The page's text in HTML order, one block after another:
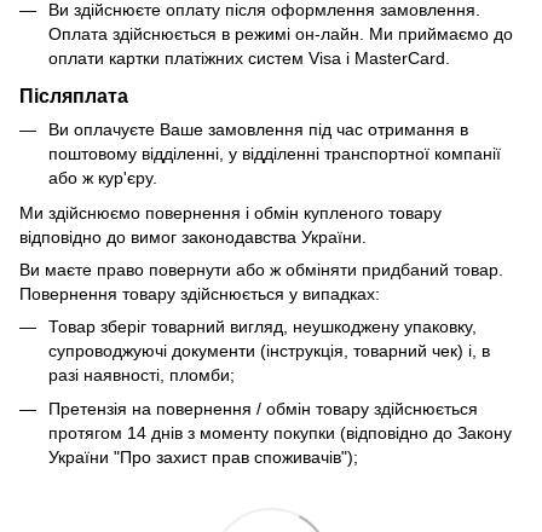
Ви здійснюєте оплату після оформлення замовлення.
Оплата здійснюється в режимі он-лайн. Ми приймаємо до
оплати картки платіжних систем Visa і MasterCard.
Післяплата
Ви оплачуєте Ваше замовлення під час отримання в
поштовому відділенні, у відділенні транспортної компанії
або ж кур'єру.
Ми здійснюємо повернення і обмін купленого товару
відповідно до вимог законодавства України.
Ви маєте право повернути або ж обміняти придбаний товар.
Повернення товару здійснюється у випадках:
Товар зберіг товарний вигляд, неушкоджену упаковку,
супроводжуючі документи (інструкція, товарний чек) і, в
разі наявності, пломби;
Претензія на повернення / обмін товару здійснюється
протягом 14 днів з моменту покупки (відповідно до Закону
України "Про захист прав споживачів");